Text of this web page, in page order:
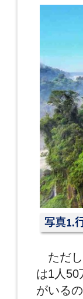
ただし
は1人50
がいる